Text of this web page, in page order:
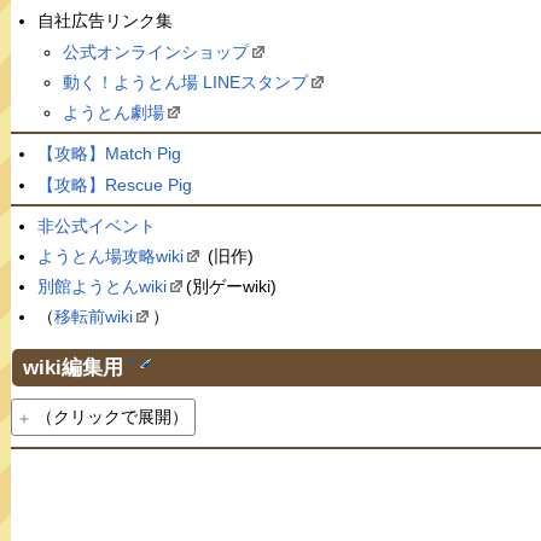
自社広告リンク集
公式オンラインショップ
動く！ようとん場 LINEスタンプ
ようとん劇場
【攻略】Match Pig
【攻略】Rescue Pig
非公式イベント
ようとん場攻略wiki
(旧作)
別館ようとんwiki
(別ゲーwiki)
（移転前wiki ）
wiki編集用 †
（クリックで展開）